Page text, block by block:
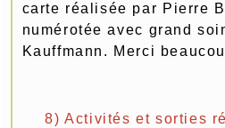
carte réalisée par Pierre
numérotée avec grand
Kauffmann. Merci
8) Activités et sorties